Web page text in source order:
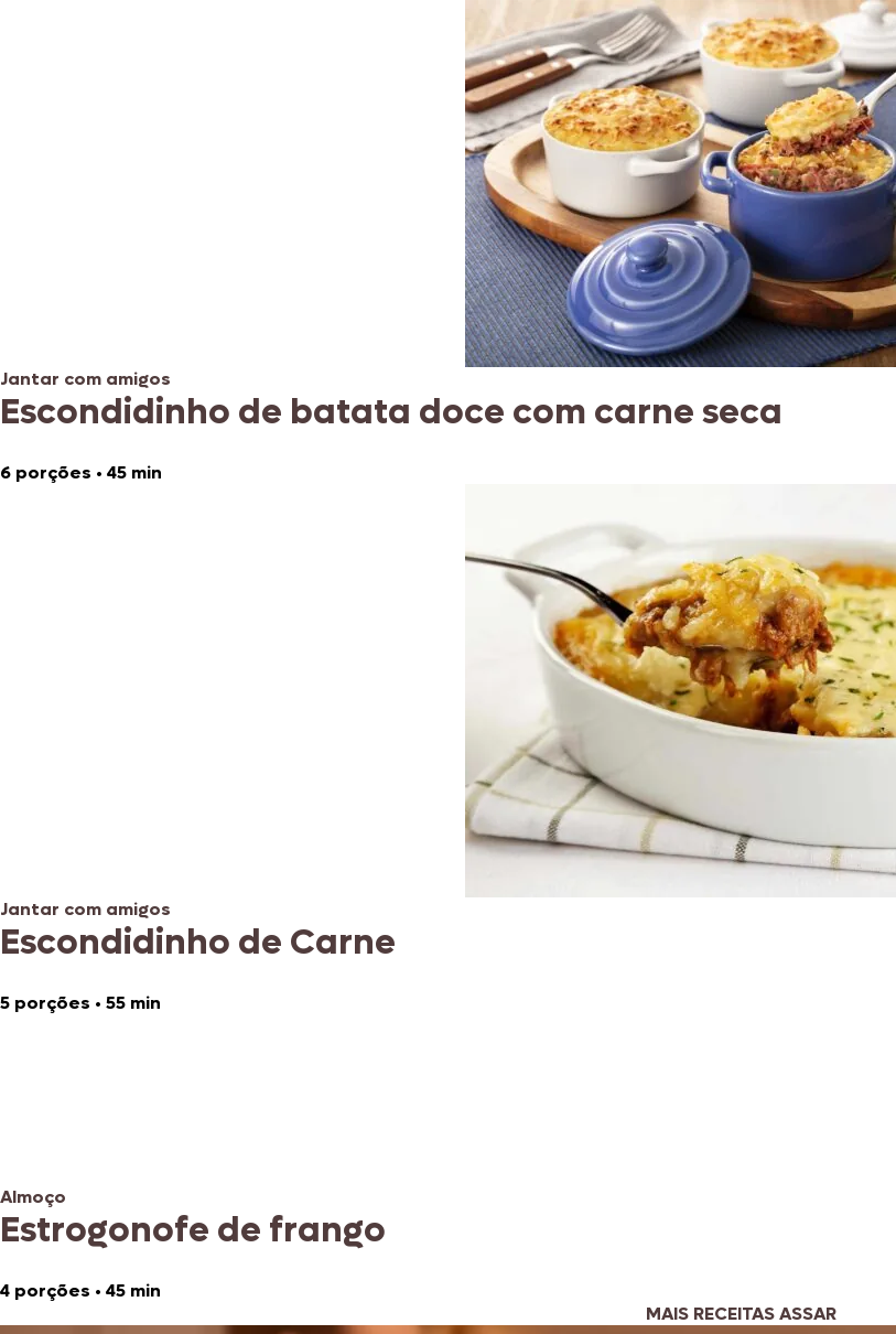
Jantar com amigos
Escondidinho de batata doce com carne seca
6 porções • 45 min
Jantar com amigos
Escondidinho de Carne
5 porções • 55 min
Almoço
Estrogonofe de frango
4 porções • 45 min
MAIS RECEITAS ASSAR